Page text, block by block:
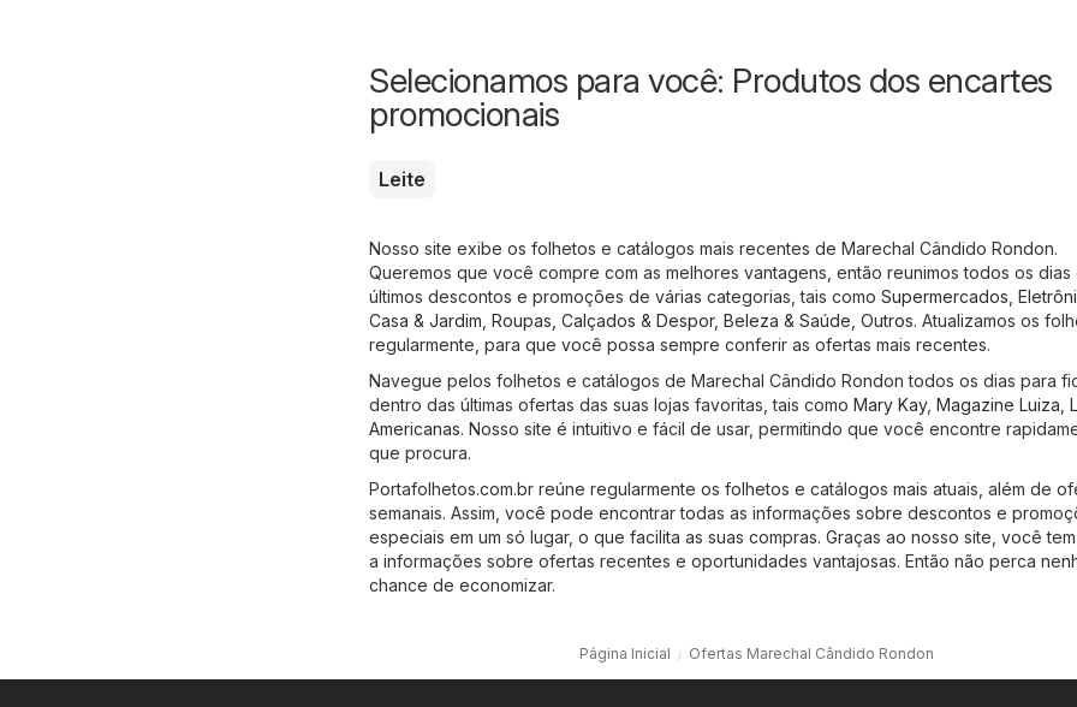
Selecionamos para você: Produtos dos encartes
promocionais
Leite
Nosso site exibe os folhetos e catálogos mais recentes de Marechal Cândido Rondon.
Queremos que você compre com as melhores vantagens, então reunimos todos os dias
últimos descontos e promoções de várias categorias, tais como Supermercados,
Casa & Jardim, Roupas, Calçados & Despor, Beleza & Saúde, Outros. Atualizamos os
regularmente, para que você possa sempre conferir as ofertas mais recentes.
Navegue pelos folhetos e catálogos de Marechal Cândido Rondon todos os dias para
dentro das últimas ofertas das suas lojas favoritas, tais como Mary Kay, Magazine Luiza,
Americanas. Nosso site é intuitivo e fácil de usar, permitindo que você encontre
que procura.
Portafolhetos.com.br reúne regularmente os folhetos e catálogos mais atuais, além de
semanais. Assim, você pode encontrar todas as informações sobre descontos e
especiais em um só lugar, o que facilita as suas compras. Graças ao nosso site, você
a informações sobre ofertas recentes e oportunidades vantajosas. Então não perca
chance de economizar.
Página Inicial Ofertas Marechal Cândido Rondon